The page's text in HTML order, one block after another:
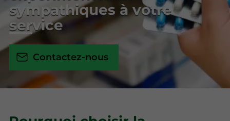
sympathiques à votre
service
Contactez-nous